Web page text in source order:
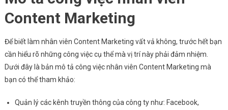
Content Marketing
Để biết làm nhân viên Content Marketing vất vả không, trước hết bạn
cần hiểu rõ những công việc cụ thể mà vị trí này phải đảm nhiệm.
Dưới đây là bản mô tả công việc nhân viên Content Marketing mà
bạn có thể tham khảo:
Quản lý các kênh truyền thông của công ty như: Facebook,